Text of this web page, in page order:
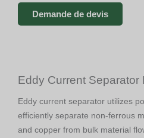
Demande de devis
Eddy Current Separator
Eddy current separator utilizes
efficiently separate non-ferrous
and copper from bulk material